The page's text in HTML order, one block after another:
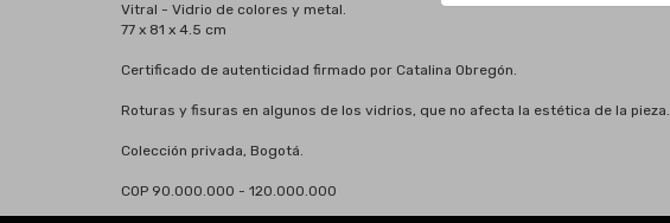
Vitral - Vidrio de colores y metal.
77 x 81 x 4.5 cm
Certificado de autenticidad firmado por Catalina Obregón.
Roturas y fisuras en algunos de los vidrios, que no afecta la estética de la pieza.
Colección privada, Bogotá.
COP 90.000.000 - 120.000.000